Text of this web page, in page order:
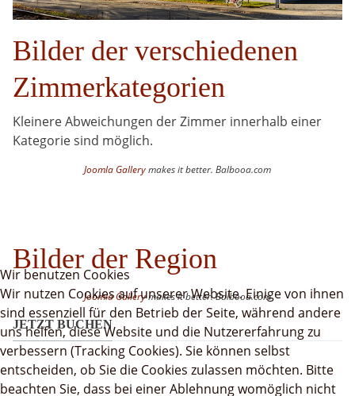
Bilder der verschiedenen
Zimmerkategorien
Kleinere Abweichungen der Zimmer innerhalb einer
Kategorie sind möglich.
Joomla Gallerymakes it better. Balbooa.com
Bilder der Region
Joomla Gallerymakes it better. Balbooa.com
JETZT BUCHEN
Wir benutzen Cookies
Wir nutzen Cookies auf unserer Website. Einige von ihnen
sind essenziell für den Betrieb der Seite, während andere
uns helfen, diese Website und die Nutzererfahrung zu
verbessern (Tracking Cookies). Sie können selbst
entscheiden, ob Sie die Cookies zulassen möchten. Bitte
beachten Sie, dass bei einer Ablehnung womöglich nicht